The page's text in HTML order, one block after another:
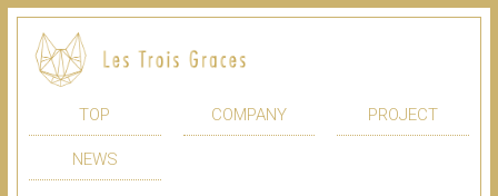
TOP COMPANY PROJECT
NEWS